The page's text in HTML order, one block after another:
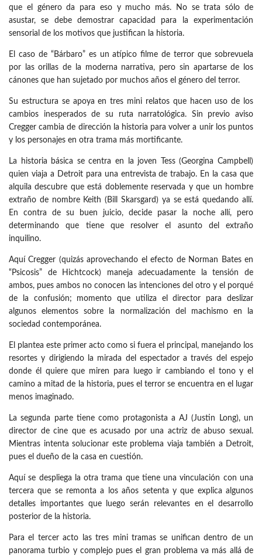
que el género da para eso y mucho más. No se trata sólo de
asustar, se debe demostrar capacidad para la experimentación
sensorial de los motivos que justifican la historia.
El caso de “Bárbaro” es un atípico filme de terror que sobrevuela
por las orillas de la moderna narrativa, pero sin apartarse de los
cánones que han sujetado por muchos años el género del terror.
Su estructura se apoya en tres mini relatos que hacen uso de los
cambios inesperados de su ruta narratológica. Sin previo aviso
Cregger cambia de dirección la historia para volver a unir los puntos
y los personajes en otra trama más mortificante.
La historia básica se centra en la joven Tess (Georgina Campbell)
quien viaja a Detroit para una entrevista de trabajo. En la casa que
alquila descubre que está doblemente reservada y que un hombre
extraño de nombre Keith (Bill Skarsgard) ya se está quedando allí.
En contra de su buen juicio, decide pasar la noche allí, pero
determinando que tiene que resolver el asunto del extraño
inquilino.
Aquí Cregger (quizás aprovechando el efecto de Norman Bates en
“Psicosis” de Hichtcock) maneja adecuadamente la tensión de
ambos, pues ambos no conocen las intenciones del otro y el porqué
de la confusión; momento que utiliza el director para deslizar
algunos elementos sobre la normalización del machismo en la
sociedad contemporánea.
El plantea este primer acto como si fuera el principal, manejando los
resortes y dirigiendo la mirada del espectador a través del espejo
donde él quiere que miren para luego ir cambiando el tono y el
camino a mitad de la historia, pues el terror se encuentra en el lugar
menos imaginado.
La segunda parte tiene como protagonista a AJ (Justin Long), un
director de cine que es acusado por una actriz de abuso sexual.
Mientras intenta solucionar este problema viaja también a Detroit,
pues el dueño de la casa en cuestión.
Aquí se despliega la otra trama que tiene una vinculación con una
tercera que se remonta a los años setenta y que explica algunos
detalles importantes que luego serán relevantes en el desarrollo
posterior de la historia.
Para el tercer acto las tres mini tramas se unifican dentro de un
panorama turbio y complejo pues el gran problema va más allá de